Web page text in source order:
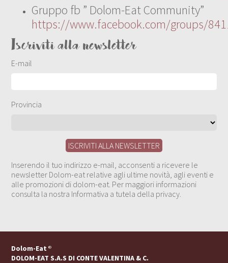
Gruppo fb ” Dolom-Eat Community”
https://www.facebook.com/groups/
Iscriviti alla newsletter
E-mail
Provincia
Inserendo il tuo indirizzo e-mail, acconsenti a ricevere le
newsletter Dolom-eat relative agli ultime novità, agli eventi e
alle promozioni di dolom-eat. Per maggiori informazioni
consulta la nostra Informativa a tutela della privacy.
Dolom-Eat ®
DOLOM-EAT S.A.S DI CONTE VALENTINA & C.